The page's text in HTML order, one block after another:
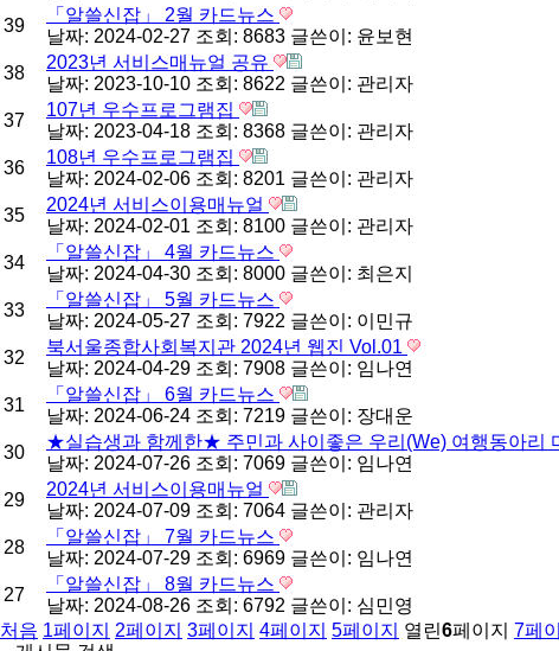
39
「알쓸신잡」 2월 카드뉴스
날짜: 2024-02-27 조회: 8683 글쓴이: 윤보현
38
2023년 서비스매뉴얼 공유
날짜: 2023-10-10 조회: 8622 글쓴이: 관리자
37
107년 우수프로그램집
날짜: 2023-04-18 조회: 8368 글쓴이: 관리자
36
108년 우수프로그램집
날짜: 2024-02-06 조회: 8201 글쓴이: 관리자
35
2024년 서비스이용매뉴얼
날짜: 2024-02-01 조회: 8100 글쓴이: 관리자
34
「알쓸신잡」 4월 카드뉴스
날짜: 2024-04-30 조회: 8000 글쓴이: 최은지
33
「알쓸신잡」 5월 카드뉴스
날짜: 2024-05-27 조회: 7922 글쓴이: 이민규
32
북서울종합사회복지관 2024년 웹진 Vol.01
날짜: 2024-04-29 조회: 7908 글쓴이: 임나연
31
「알쓸신잡」 6월 카드뉴스
날짜: 2024-06-24 조회: 7219 글쓴이: 장대운
30
★실습생과 함께한★ 주민과 사이좋은 우리(We) 여행동아리
날짜: 2024-07-26 조회: 7069 글쓴이: 임나연
29
2024년 서비스이용매뉴얼
날짜: 2024-07-09 조회: 7064 글쓴이: 관리자
28
「알쓸신잡」 7월 카드뉴스
날짜: 2024-07-29 조회: 6969 글쓴이: 임나연
27
「알쓸신잡」 8월 카드뉴스
날짜: 2024-08-26 조회: 6792 글쓴이: 심민영
처음 1페이지 2페이지 3페이지 4페이지 5페이지 열린6페이지 7페